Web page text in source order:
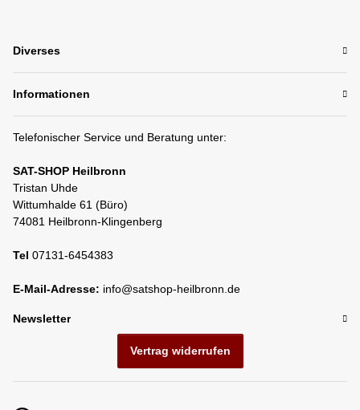
Diverses
Informationen
Telefonischer Service und Beratung unter:
SAT-SHOP Heilbronn
Tristan Uhde
Wittumhalde 61 (Büro)
74081 Heilbronn-Klingenberg
Tel 07131-6454383
E-Mail-Adresse: info@satshop-heilbronn.de
Newsletter
Vertrag widerrufen